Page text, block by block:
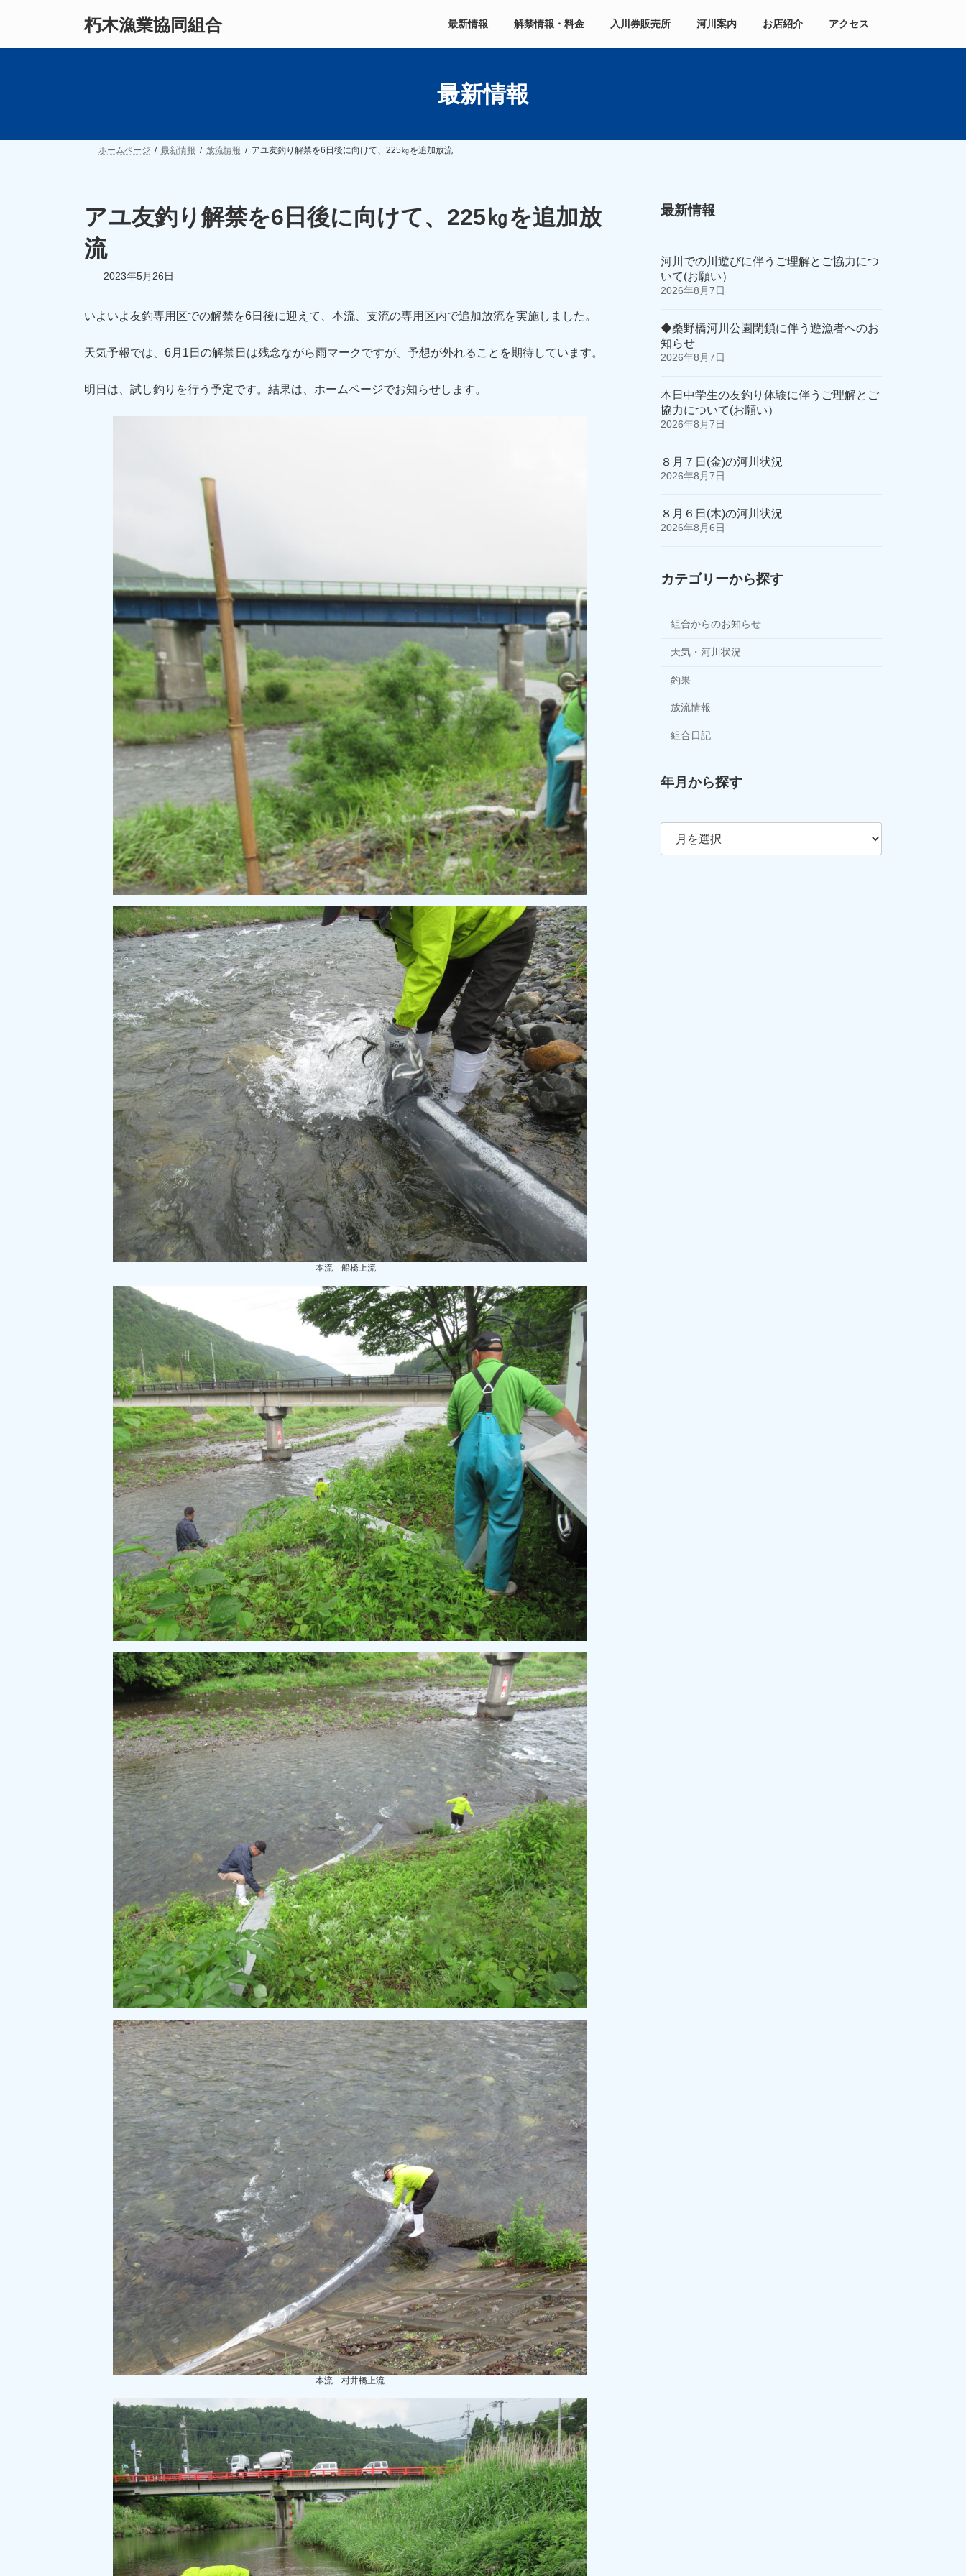
ン
プ
ー
動
朽木漁業協同組合 最新情報 解禁情報・料金 入川券販売所 河川案内 お店紹介 アクセス
最新情報
ホームページ 最新情報 放流情報 アユ友釣り解禁を6日後に向けて、225㎏を追加放流
アユ友釣り解禁を6日後に向けて、225㎏を追加放
流
2023年5月26日
いよいよ友釣専用区での解禁を6日後に迎えて、本流、支流の専用区内で追加放流を実施しました。
天気予報では、6月1日の解禁日は残念ながら雨マークですが、予想が外れることを期待しています。
明日は、試し釣りを行う予定です。結果は、ホームページでお知らせします。
本流 船橋上流
本流 村井橋上流
最新情報
河川での川遊びに伴うご理解とご協力につ
いて(お願い）
2026年8月7日
◆桑野橋河川公園閉鎖に伴う遊漁者へのお
知らせ
2026年8月7日
本日中学生の友釣り体験に伴うご理解とご
協力について(お願い）
2026年8月7日
８月７日(金)の河川状況
2026年8月7日
８月６日(木)の河川状況
2026年8月6日
カテゴリーから探す
組合からのお知らせ
天気・河川状況
釣果
放流情報
組合日記
年月から探す
ア
カ